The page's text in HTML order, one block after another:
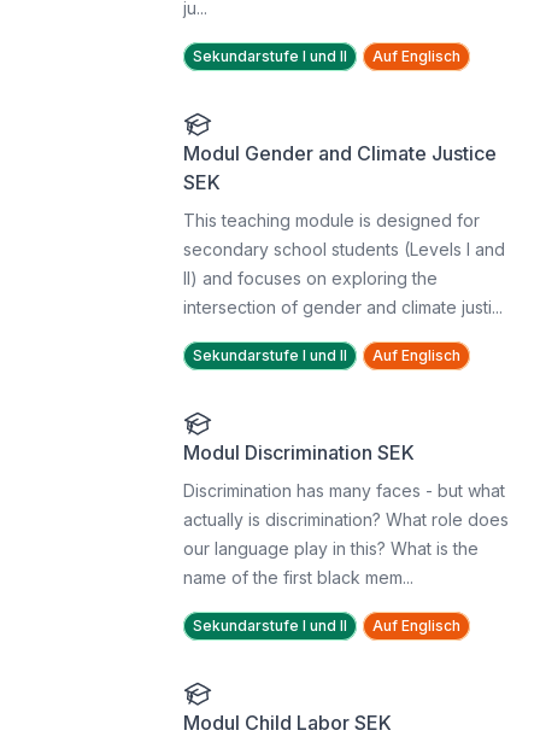
ju...
Sekundarstufe I und II Auf Englisch
Modul Gender and Climate Justice
SEK
This teaching module is designed for
secondary school students (Levels I and
II) and focuses on exploring the
intersection of gender and climate justi...
Sekundarstufe I und II Auf Englisch
Modul Discrimination SEK
Discrimination has many faces - but what
actually is discrimination? What role does
our language play in this? What is the
name of the first black mem...
Sekundarstufe I und II Auf Englisch
Modul Child Labor SEK